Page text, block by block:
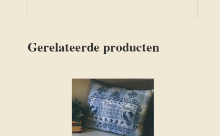
Gerelateerde producten